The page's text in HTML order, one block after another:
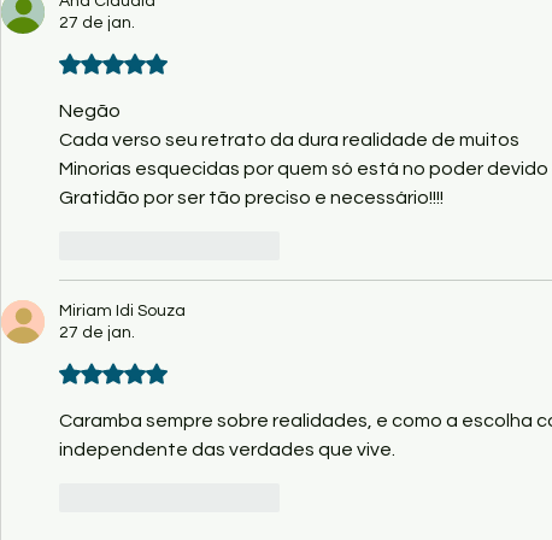
27 de jan.
Avaliado com 5 de 5 estrelas.
Negão
Cada verso seu retrato da dura realidade de muitos
Minorias esquecidas por quem só está no poder devido
Gratidão por ser tão preciso e necessário!!!!
Miriam Idi Souza
27 de jan.
Avaliado com 5 de 5 estrelas.
Caramba sempre sobre realidades, e como a escolha
independente das verdades que vive.